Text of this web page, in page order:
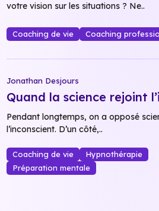
votre vision sur les situations ? Ne..
Coaching de vie Coaching
Jonathan Desjours
Quand la science rejoint
Pendant longtemps, on a opposé
l’inconscient. D’un côté,..
Coaching de vie
Hypnothérapie
Préparation mentale